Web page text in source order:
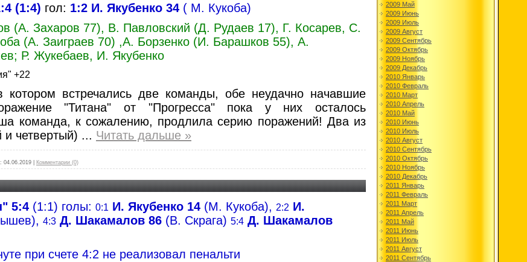
(1:4) гол: 1:2 И. Якубенко 34 ( М. Кукоба)
(А. Захаров 77), В. Павловский (Д. Рудаев 17), Г. Косарев, С.
(А. Заиграев 70) ,А. Борзенко (И. Барашков 55), А.
Р. Жукебаев, И. Якубенко
+22
котором встречались две команды, обе неудачно начавшие
"Титана" от "Прогресса" пока у них осталось
команда, к сожалению, продлила серию поражений! Два из
и четвертый) ... Читать дальше »
04.06.2019 Комментарии (0)
5:4 (1:1) голы: 0:1 И. Якубенко 14 (М. Кукоба), 2:2 И.
4:3 Д. Шакамалов 86 (В. Скрага) 5:4 Д. Шакамалов
при счете 4:2 не реализовал пенальти
2009 Май
2009 Июнь
2009 Июль
2009 Август
2009 Сентябрь
2009 Октябрь
2009 Ноябрь
2009 Декабрь
2010 Январь
2010 Февраль
2010 Март
2010 Апрель
2010 Май
2010 Июнь
2010 Июль
2010 Август
2010 Сентябрь
2010 Октябрь
2010 Ноябрь
2010 Декабрь
2011 Январь
2011 Февраль
2011 Март
2011 Апрель
2011 Май
2011 Июнь
2011 Июль
2011 Август
2011 Сентябрь